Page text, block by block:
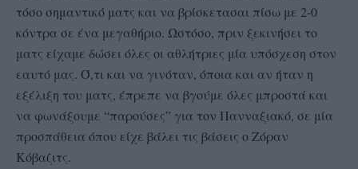
τόσο σημαντικό ματς και να βρίσκετασαι πίσω με 2-0
κόντρα σε ένα μεγαθήριο. Ωστόσο, πριν ξεκινήσει το
ματς είχαμε δώσει όλες οι αθλήτριες μία υπόσχεση στον
εαυτό μας. Ό,τι και να γινόταν, όποια και αν ήταν η
εξέλιξη του ματς, έπρεπε να βγούμε όλες μπροστά και
να φωνάξουμε “παρούσες” για τον Πανναξιακό, σε μία
προσπάθεια όπου είχε βάλει τις βάσεις ο Ζόραν
Κόβαζιτς.